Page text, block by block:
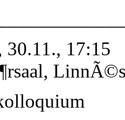
30.11., 17:15